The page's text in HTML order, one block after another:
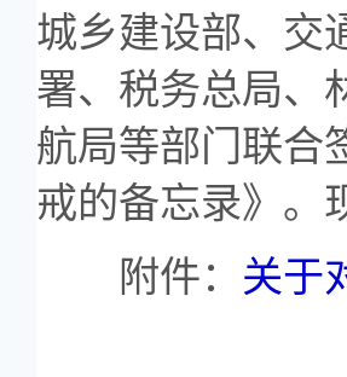
城乡建设部、交
署、税务总局、
航局等部门联合
戒的备忘录》。
附件： 关于